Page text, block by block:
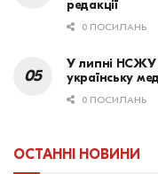
редакції
0 ПОСИЛАНЬ
У липні НСЖУ
українську
0 ПОСИЛАНЬ
ОСТАННІ НОВИНИ